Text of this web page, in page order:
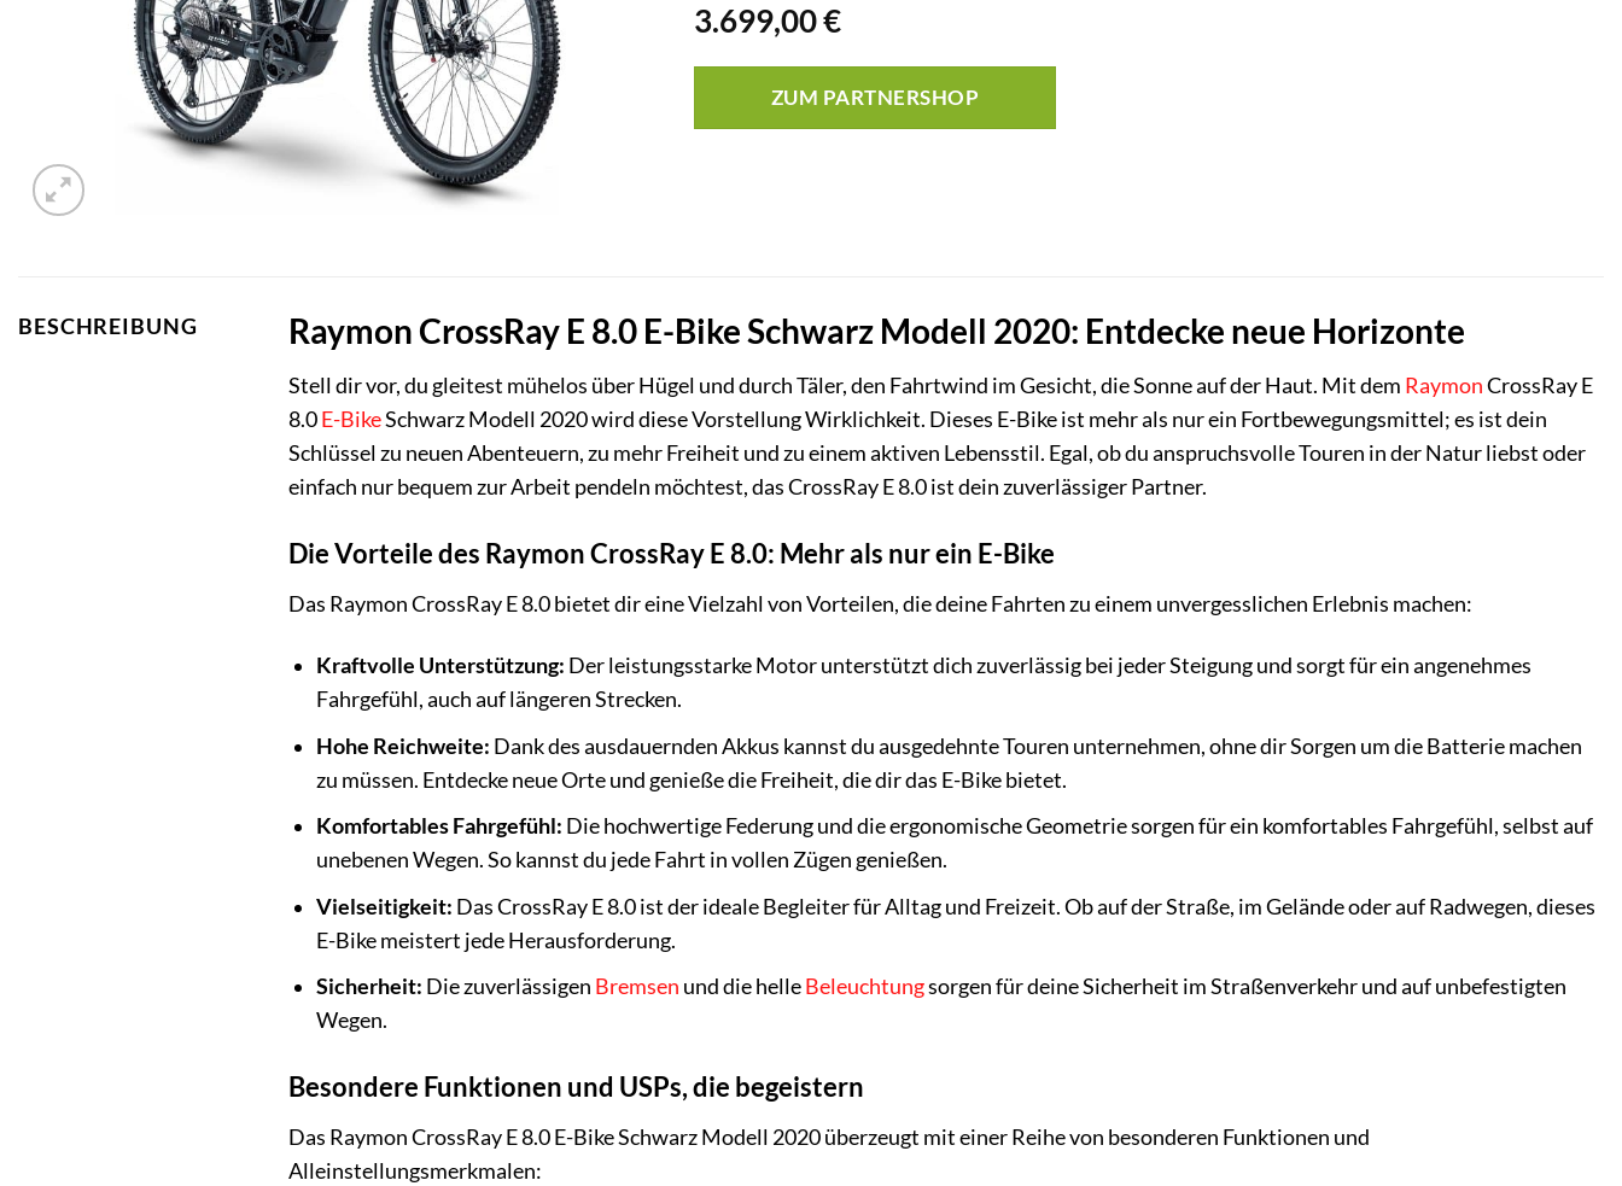
3.699,00€
ZUM PARTNERSHOP
BESCHREIBUNG Raymon CrossRay E 8.0 E-Bike Schwarz Modell 2020: Entdecke neue Horizonte
Stell dir vor, du gleitest mühelos über Hügel und durch Täler, den Fahrtwind im Gesicht, die Sonne auf der Haut. Mit dem RaymonCrossRay E
8.0E-BikeSchwarz Modell 2020 wird diese Vorstellung Wirklichkeit. Dieses E-Bike ist mehr als nur ein Fortbewegungsmittel; es ist dein
Schlüssel zu neuen Abenteuern, zu mehr Freiheit und zu einem aktiven Lebensstil. Egal, ob du anspruchsvolle Touren in der Natur liebst oder
einfach nur bequem zur Arbeit pendeln möchtest, das CrossRay E 8.0 ist dein zuverlässiger Partner.
Die Vorteile des Raymon CrossRay E 8.0: Mehr als nur ein E-Bike
Das Raymon CrossRay E 8.0 bietet dir eine Vielzahl von Vorteilen, die deine Fahrten zu einem unvergesslichen Erlebnis machen:
Kraftvolle Unterstützung: Der leistungsstarke Motor unterstützt dich zuverlässig bei jeder Steigung und sorgt für ein angenehmes
Fahrgefühl, auch auf längeren Strecken.
Hohe Reichweite: Dank des ausdauernden Akkus kannst du ausgedehnte Touren unternehmen, ohne dir Sorgen um die Batterie machen
zu müssen. Entdecke neue Orte und genieße die Freiheit, die dir das E-Bike bietet.
Komfortables Fahrgefühl: Die hochwertige Federung und die ergonomische Geometrie sorgen für ein komfortables Fahrgefühl, selbst auf
unebenen Wegen. So kannst du jede Fahrt in vollen Zügen genießen.
Vielseitigkeit: Das CrossRay E 8.0 ist der ideale Begleiter für Alltag und Freizeit. Ob auf der Straße, im Gelände oder auf Radwegen, dieses
E-Bike meistert jede Herausforderung.
Sicherheit: Die zuverlässigen Bremsen und die helleBeleuchtungsorgen für deine Sicherheit im Straßenverkehr und auf unbefestigten
Wegen.
Besondere Funktionen und USPs, die begeistern
Das Raymon CrossRay E 8.0 E-Bike Schwarz Modell 2020 überzeugt mit einer Reihe von besonderen Funktionen und
Alleinstellungsmerkmalen: